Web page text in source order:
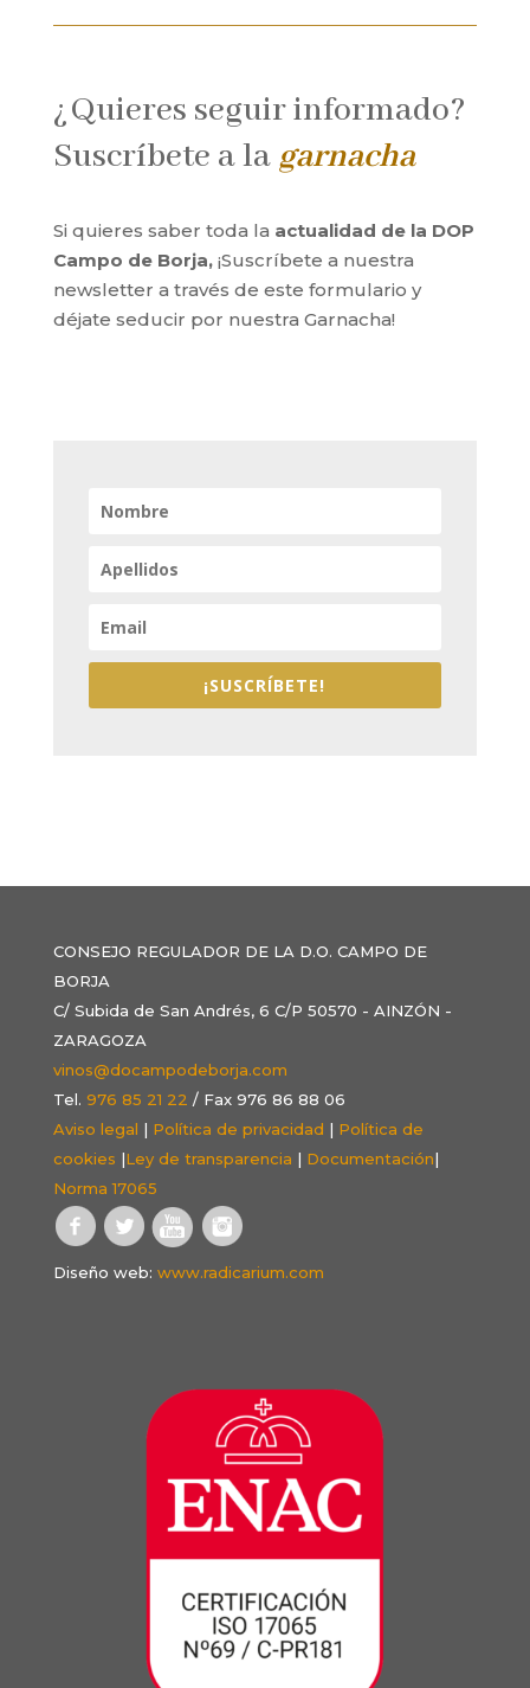
¿Quieres seguir informado?
Suscríbete a la garnacha
Si quieres saber toda la actualidad de la DOP
Campo de Borja,¡Suscríbete a nuestra
newsletter a través de este formulario y
déjate seducir por nuestra Garnacha!
¡SUSCRÍBETE!
CONSEJO REGULADOR DE LA D.O. CAMPO DE
BORJA
C/ Subida de San Andrés, 6 C/P 50570 - AINZÓN -
ZARAGOZA
vinos@docampodeborja.com
Tel. 976 85 21 22 / Fax 976 86 88 06
Aviso legal | Política de privacidad | Política de
cookies |Ley de transparencia | Documentación|
Norma 17065
Diseño web: www.radicarium.com